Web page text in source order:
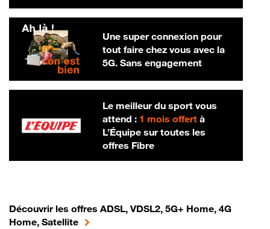
Une super connexion pour
tout faire chez vous avec la
5G. Sans engagement
Le meilleur du sport vous
attend : 1 mois offertà
L’Équipe sur toutes les
offres Fibre
Découvrir les offres ADSL, VDSL2, 5G+ Home, 4G
Home, Satellite